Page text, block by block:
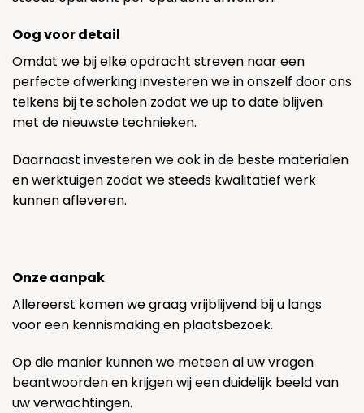
Oog voor detail
Omdat we bij elke opdracht streven naar een
perfecte afwerking investeren we in onszelf door ons
telkens bij te scholen zodat we up to date blijven
met de nieuwste technieken.
Daarnaast investeren we ook in de beste materialen
en werktuigen zodat we steeds kwalitatief werk
kunnen afleveren.
Onze aanpak
Allereerst komen we graag vrijblijvend bij u langs
voor een kennismaking en plaatsbezoek.
Op die manier kunnen we meteen al uw vragen
beantwoorden en krijgen wij een duidelijk beeld van
uw verwachtingen.